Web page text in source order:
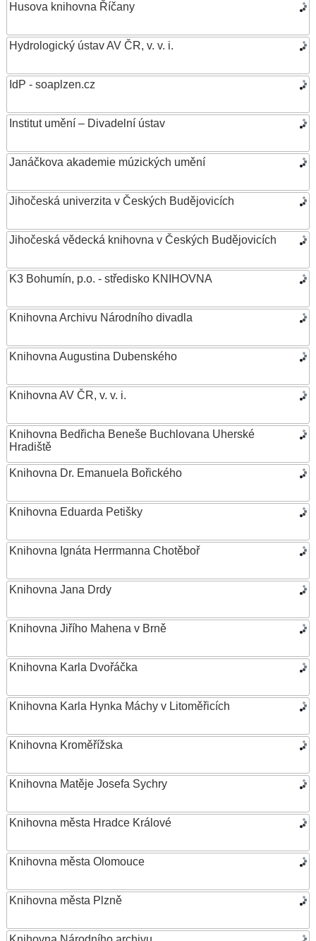
Husova knihovna Říčany
Hydrologický ústav AV ČR, v. v. i.
IdP - soaplzen.cz
Institut umění – Divadelní ústav
Janáčkova akademie múzických umění
Jihočeská univerzita v Českých Budějovicích
Jihočeská vědecká knihovna v Českých Budějovicích
K3 Bohumín, p.o. - středisko KNIHOVNA
Knihovna Archivu Národního divadla
Knihovna Augustina Dubenského
Knihovna AV ČR, v. v. i.
Knihovna Bedřicha Beneše Buchlovana Uherské
Hradiště
Knihovna Dr. Emanuela Bořického
Knihovna Eduarda Petišky
Knihovna Ignáta Herrmanna Chotěboř
Knihovna Jana Drdy
Knihovna Jiřího Mahena v Brně
Knihovna Karla Dvořáčka
Knihovna Karla Hynka Máchy v Litoměřicích
Knihovna Kroměřížska
Knihovna Matěje Josefa Sychry
Knihovna města Hradce Králové
Knihovna města Olomouce
Knihovna města Plzně